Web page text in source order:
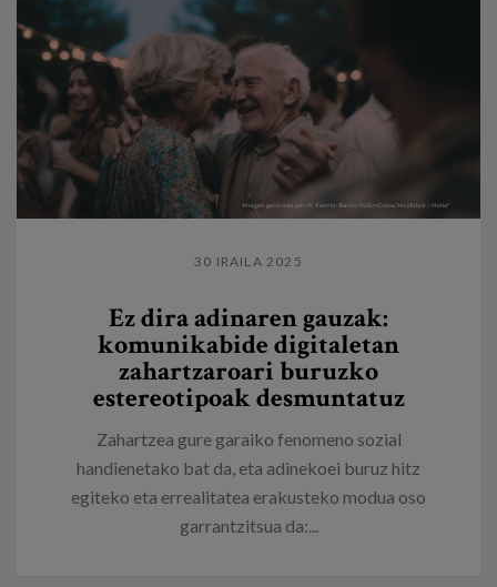
30 IRAILA 2025
Ez dira adinaren gauzak:
komunikabide digitaletan
zahartzaroari buruzko
estereotipoak desmuntatuz
Zahartzea gure garaiko fenomeno sozial
handienetako bat da, eta adinekoei buruz hitz
egiteko eta errealitatea erakusteko modua oso
garrantzitsua da:...